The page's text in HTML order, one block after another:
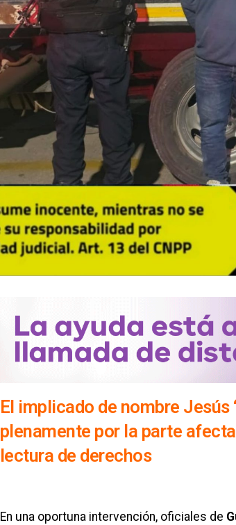
El implicado de nombre
plenamente por la parte
lectura de derechos
En una oportuna intervención, oficiales de